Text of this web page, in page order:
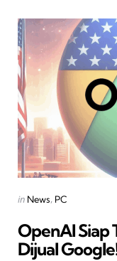
Categories
Posted
in News PC
OpenAI Siap
Dijual